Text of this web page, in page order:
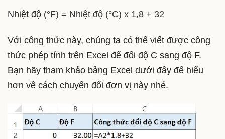
Nhiệt độ (°F) = Nhiệt độ (°C) x 1,8 + 32
Với công thức này, chúng ta có thể viết được công
thức phép tính trên Excel để đổi độ C sang độ F.
Bạn hãy tham khảo bảng Excel dưới đây để hiểu
hơn về cách chuyển đổi đơn vị này nhé.